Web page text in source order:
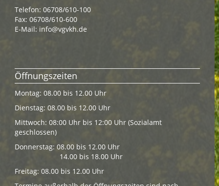
Telefon: 06708/610-100
Fax: 06708/610-600
E-Mail: info@vgvkh.de
Öffnungszeiten
Montag: 08.00 bis 12.00 Uhr
Dienstag: 08.00 bis 12.00 Uhr
Mittwoch: 08:00 Uhr bis 12:00 Uhr (Sozialamt
geschlossen)
Donnerstag: 08.00 bis 12.00 Uhr
14.00 bis 18.00 Uhr
Freitag: 08.00 bis 12.00 Uhr